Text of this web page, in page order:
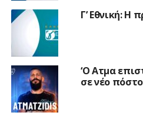
Γ’ Εθνική: Η
‘Ο Ατμα
σε νέο πόστο